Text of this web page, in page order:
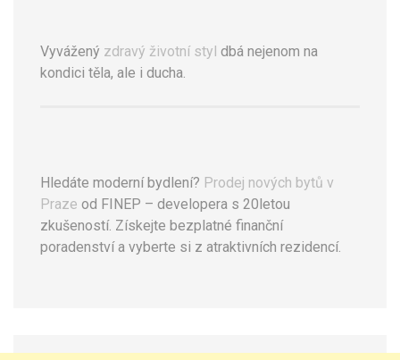
Vyvážený zdravý životní styl dbá nejenom na
kondici těla, ale i ducha.
Hledáte moderní bydlení? Prodej nových bytů v
Praze od FINEP – developera s 20letou
zkušeností. Získejte bezplatné finanční
poradenství a vyberte si z atraktivních rezidencí.